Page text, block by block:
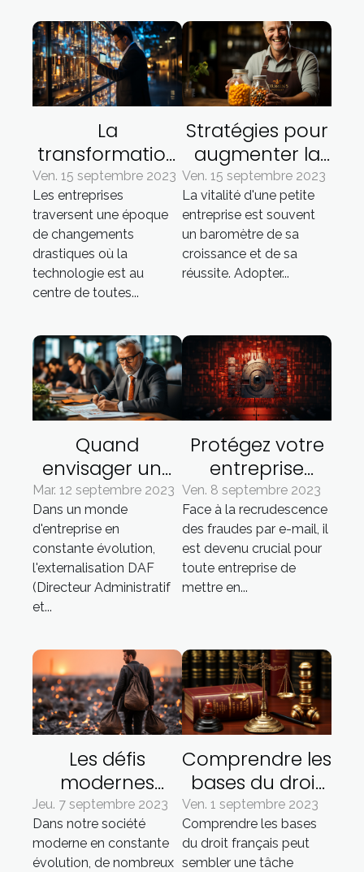
La
transformation
digitale de la
gestion
d'entreprise
grâce à
l'Inforegistre
Ven. 15 septembre 2023
Les entreprises
traversent une époque
de changements
drastiques où la
technologie est au
centre de toutes...
Stratégies pour
augmenter la
vitalité dans les
petites
entreprises
Ven. 15 septembre 2023
La vitalité d'une petite
entreprise est souvent
un baromètre de sa
croissance et de sa
réussite. Adopter...
Quand
envisager une
externalisation
DAF : une guide
pratique
Mar. 12 septembre 2023
Dans un monde
d'entreprise en
constante évolution,
l'externalisation DAF
(Directeur Administratif
et...
Protégez votre
entreprise
contre les
fraudes par
email grâce à la
vérification
Ven. 8 septembre 2023
Face à la recrudescence
des fraudes par e-mail, il
est devenu crucial pour
toute entreprise de
mettre en...
Les défis
modernes
auxquels la
Société est
confrontée
Jeu. 7 septembre 2023
Dans notre société
moderne en constante
évolution, de nombreux
Comprendre les
bases du droit
français
Ven. 1 septembre 2023
Comprendre les bases
du droit français peut
sembler une tâche